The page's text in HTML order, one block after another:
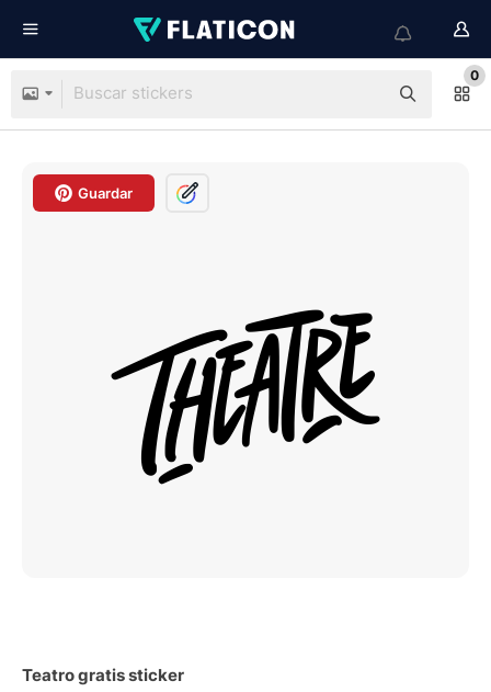
0
Guardar
Teatro gratis sticker